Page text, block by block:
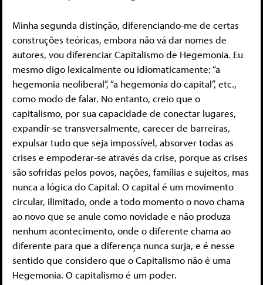
Minha segunda distinção, diferenciando-me de certas
construções teóricas, embora não vá dar nomes de
autores, vou diferenciar Capitalismo de Hegemonia. Eu
mesmo digo lexicalmente ou idiomaticamente: “a
hegemonia neoliberal”, “a hegemonia do capital”, etc.,
como modo de falar. No entanto, creio que o
capitalismo, por sua capacidade de conectar lugares,
expandir-se transversalmente, carecer de barreiras,
expulsar tudo que seja impossível, absorver todas as
crises e empoderar-se através da crise, porque as crises
são sofridas pelos povos, nações, famílias e sujeitos, mas
nunca a lógica do Capital. O capital é um movimento
circular, ilimitado, onde a todo momento o novo chama
ao novo que se anule como novidade e não produza
nenhum acontecimento, onde o diferente chama ao
diferente para que a diferença nunca surja, e é nesse
sentido que considero que o Capitalismo não é uma
Hegemonia. O capitalismo é um poder.